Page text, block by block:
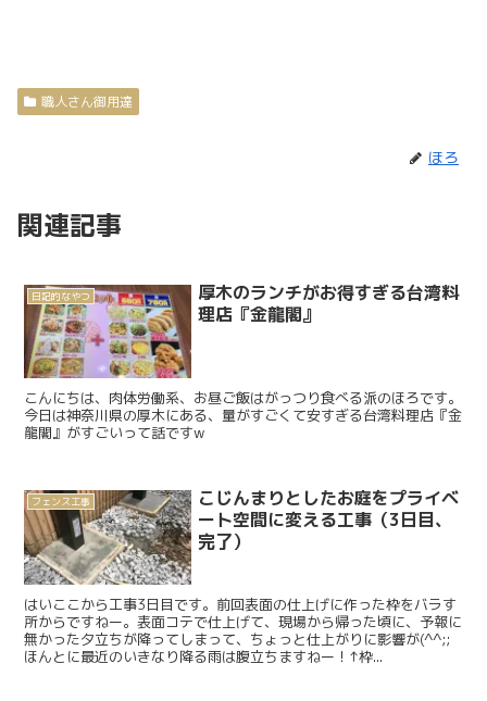
職人さん御用達
ほろ
関連記事
日記的なやつ
厚木のランチがお得すぎる台湾料
理店『金龍閣』
こんにちは、肉体労働系、お昼ご飯はがっつり食べる派のほろです。
今日は神奈川県の厚木にある、量がすごくて安すぎる台湾料理店『金
龍閣』がすごいって話ですw
フェンス工事
こじんまりとしたお庭をプライベ
ート空間に変える工事（3日目、
完了）
はいここから工事3日目です。前回表面の仕上げに作った枠をバラす
所からですねー。表面コテで仕上げて、現場から帰った頃に、予報に
無かった夕立ちが降ってしまって、ちょっと仕上がりに影響が(^^;;
ほんとに最近のいきなり降る雨は腹立ちますねー！↑枠...